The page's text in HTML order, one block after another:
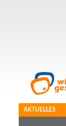
AKTUELLES